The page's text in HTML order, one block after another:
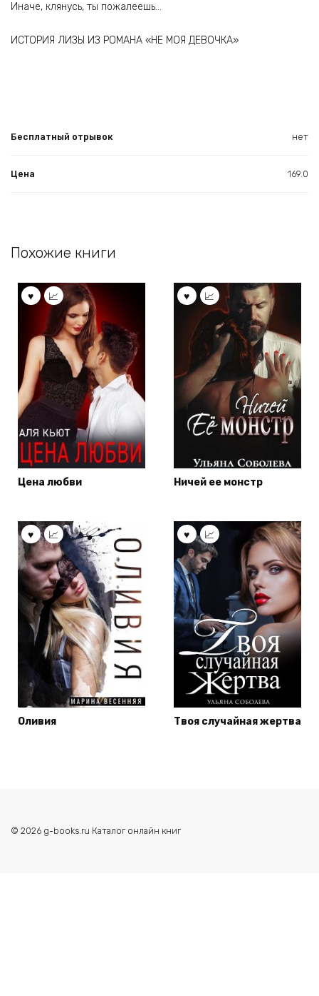
Иначе, клянусь, ты пожалеешь…
ИСТОРИЯ ЛИЗЫ ИЗ РОМАНА «НЕ МОЯ ДЕВОЧКА»
Бесплатный отрывок нет
Цена 169.0
Похожие книги
Цена любви Ничей ее монстр
Оливия Твоя случайная жертва
© 2026 g-books.ru Каталог онлайн книг